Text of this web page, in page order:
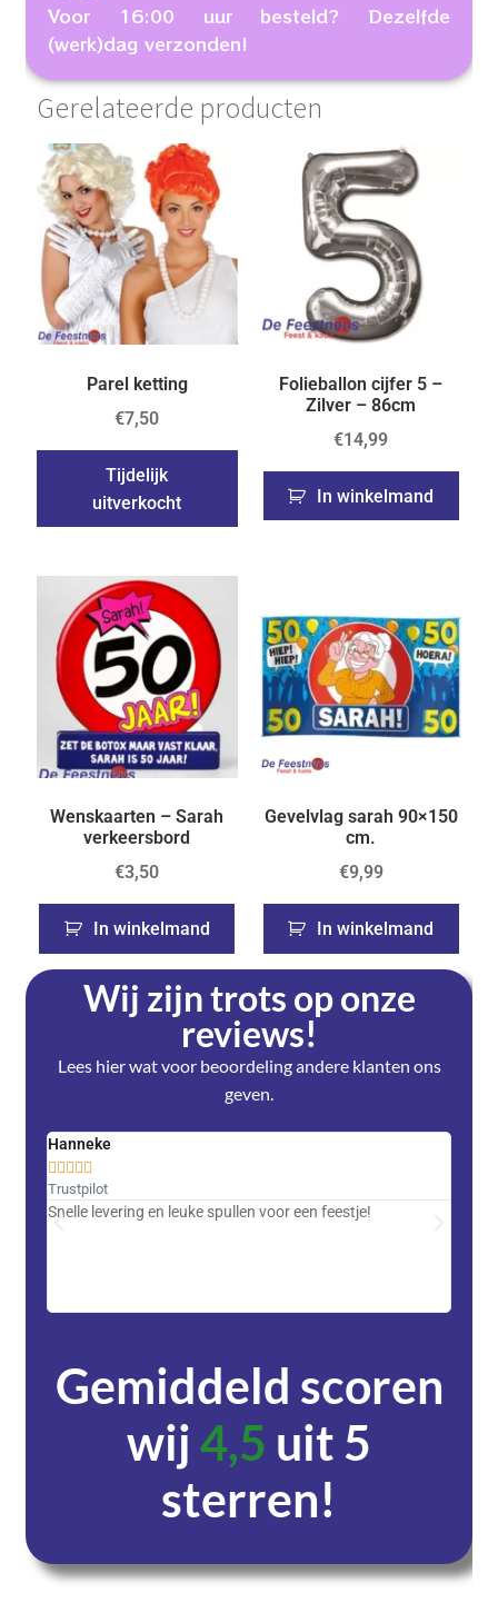
Voor 16:00 uur besteld? Dezelfde
(werk)dag verzonden!
Gerelateerde producten
Parel ketting
€7,50
Tijdelijk
uitverkocht
Folieballon cijfer 5 –
Zilver – 86cm
€14,99
In winkelmand
Wenskaarten – Sarah
verkeersbord
€3,50
In winkelmand
Gevelvlag sarah 90×150
cm.
€9,99
In winkelmand
Wij zijn trots op onze
reviews!
Lees hier wat voor beoordeling andere klanten ons
geven.
Hanneke
    
Trustpilot
Snelle levering en leuke spullen voor een feestje!
Gemiddeld scoren
wij4,5 uit 5
sterren!